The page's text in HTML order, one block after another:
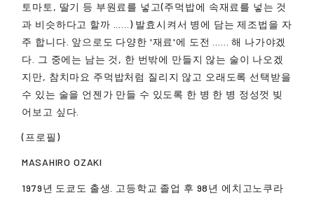
토마토, 딸기 등 부원료를 넣고(주먹밥에 속재료를 넣는 것
과 비슷하다고 할까 ......) 발효시켜서 병에 담는 제조법을 자
주 합니다. 앞으로도 다양한 '재료'에 도전 ...... 해 나가야겠
다. 그 중에는 남는 것, 한 번밖에 만들지 않는 술이 나오겠
지만, 참치마요 주먹밥처럼 질리지 않고 오래도록 선택받을
수 있는 술을 언젠가 만들 수 있도록 한 병 한 병 정성껏 빚
어보고 싶다.
(프로필)
MASAHIRO OZAKI
1979년 도쿄도 출생. 고등학교 졸업 후 98년 에치고노쿠라